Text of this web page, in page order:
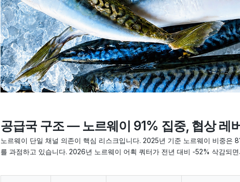
공급국 구조 — 노르웨이 91% 집중, 협상 레
노르웨이 단일 채널 의존이 핵심 리스크입니다. 2025년 기준 노르웨이 비중은
를 과점하고 있습니다. 2026년 노르웨이 어획 쿼터가 전년 대비 -52% 삭감되